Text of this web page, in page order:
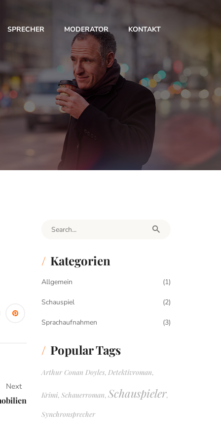
SPRECHER MODERATOR KONTAKT
Next
Search for:
Kategorien
Allgemein (1)
Schauspiel (2)
Sprachaufnahmen (3)
Popular Tags
Arthur Conan Doyles, Detektivroman,
Krimi, Schauerroman, Schauspieler,
Synchronsprecher